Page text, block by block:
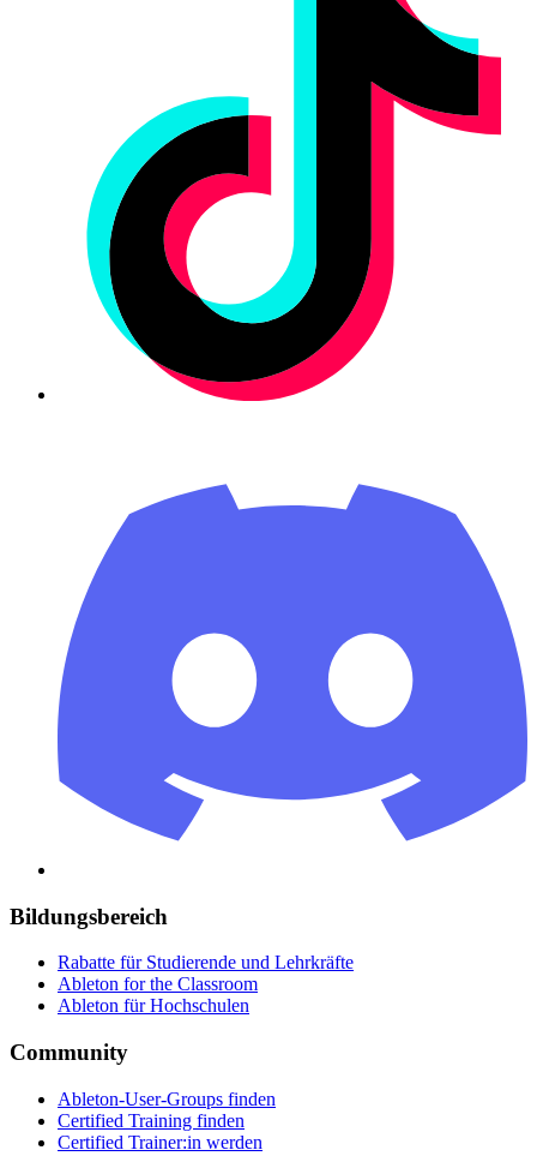
Bildungsbereich
Rabatte für Studierende und Lehrkräfte
Ableton for the Classroom
Ableton für Hochschulen
Community
Ableton-User-Groups finden
Certified Training finden
Certified Trainer:in werden